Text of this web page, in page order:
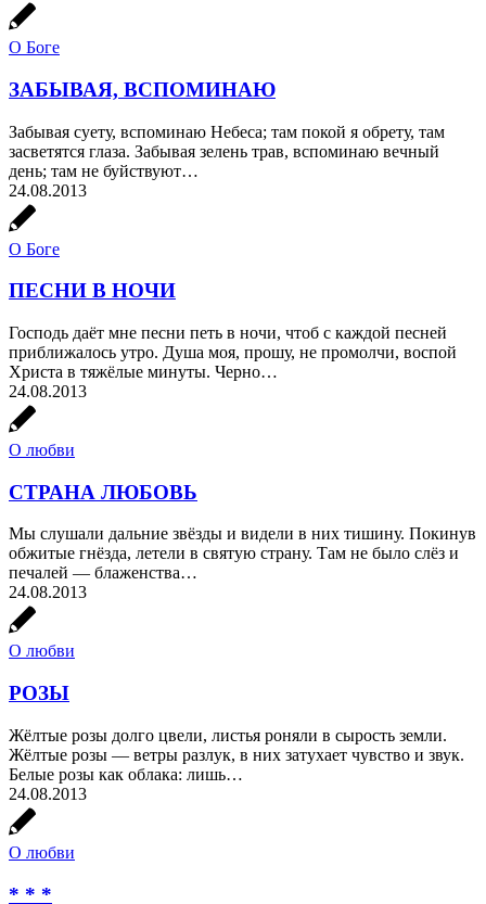
О Боге
ЗАБЫВАЯ, ВСПОМИНАЮ
Забывая суету, вспоминаю Небеса; там покой я обрету, там
засветятся глаза. Забывая зелень трав, вспоминаю вечный
день; там не буйствуют…
24.08.2013
О Боге
ПЕСНИ В НОЧИ
Господь даёт мне песни петь в ночи, чтоб с каждой песней
приближалось утро. Душа моя, прошу, не промолчи, воспой
Христа в тяжёлые минуты. Черно…
24.08.2013
О любви
СТРАНА ЛЮБОВЬ
Мы слушали дальние звёзды и видели в них тишину. Покинув
обжитые гнёзда, летели в святую страну. Там не было слёз и
печалей — блаженства…
24.08.2013
О любви
РОЗЫ
Жёлтые розы долго цвели, листья роняли в сырость земли.
Жёлтые розы — ветры разлук, в них затухает чувство и звук.
Белые розы как облака: лишь…
24.08.2013
О любви
* * *